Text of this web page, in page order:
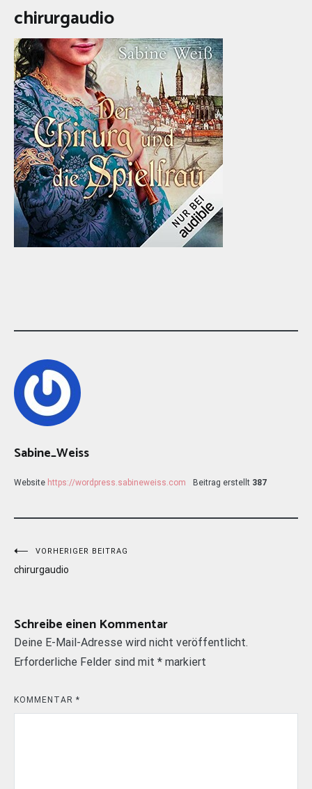
chirurgaudio
Sabine_Weiss
Website https://wordpress.sabineweiss.com Beitrag erstellt 387
Beitragsnavigation
VORHERIGER BEITRAG
chirurgaudio
Schreibe einen Kommentar
Deine E-Mail-Adresse wird nicht veröffentlicht.
Erforderliche Felder sind mit * markiert
KOMMENTAR *